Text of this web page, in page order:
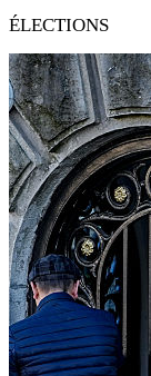
ÉLECTIONS